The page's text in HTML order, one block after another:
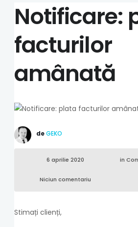
Notificare:
facturilor
amânată
deGEKO
6 aprilie 2020 in
Niciun comentariu
Stimați clienți,